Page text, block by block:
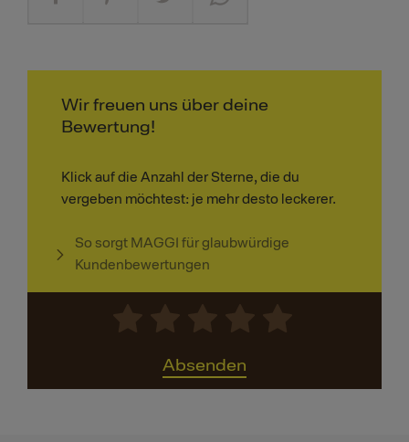
Wir freuen uns über deine
Bewertung!
Klick auf die Anzahl der Sterne, die du
vergeben möchtest: je mehr desto leckerer.
So sorgt MAGGI für glaubwürdige
Kundenbewertungen
Absenden